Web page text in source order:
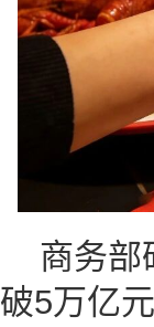
商务部
破5万亿